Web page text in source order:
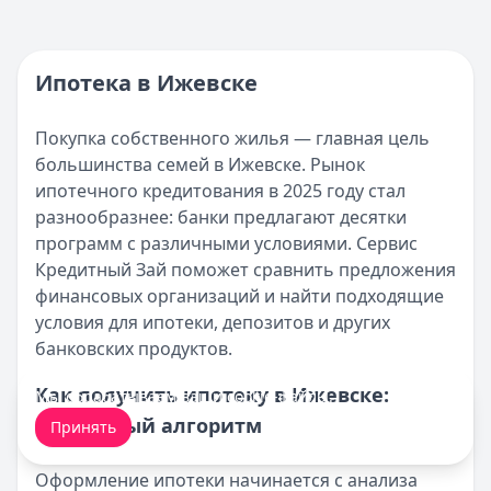
Категория:Ипотека
Программа АИЖК по ипотеке
Кратко:Получите ипотеку на выгодных условиях:
Опубликовано:17 ноября 2025 г.
Категория:Ипотека
Читать статью
Оформление вкладов с ежемесячной выплатой
Кратко:В статье рассматриваются актуальные
Опубликовано:17 ноября 2025 г.
Категория:Ипотека
Читать статью
Документы для получения ипотеки в СберБанке
Кратко:Оформление ипотеки стало доступнее
Опубликовано:17 ноября 2025 г.
Ипотека в Ижевске
Покупка собственного жилья — главная цель
большинства семей в Ижевске. Рынок
ипотечного кредитования в 2025 году стал
разнообразнее: банки предлагают десятки
программ с различными условиями. Сервис
Кредитный Зай поможет сравнить предложения
финансовых организаций и найти подходящие
условия для ипотеки, депозитов и других
банковских продуктов.
Как получить ипотеку в Ижевске:
пошаговый алгоритм
Оформление ипотеки начинается с анализа
Мы обрабатываем ваши cookie-файлы.
Принять